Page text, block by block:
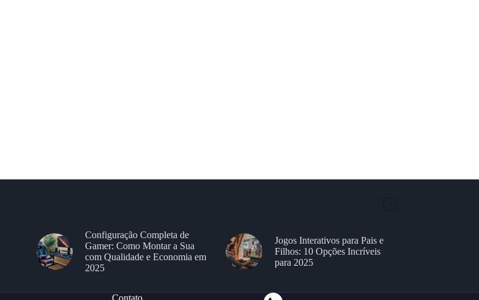
Configuração Completa de
Gamer: Como Montar a Sua
com Qualidade e Economia em
2025
Jogos Interativos para Pais e
Filhos: 10 Opções Incríveis
para 2025